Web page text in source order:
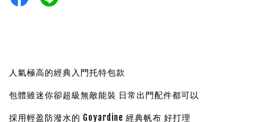
人氣極高的經典入門托特包款
包體雖迷你卻超級無敵能裝 日常出門配件都可以
採用輕盈防潑水的 Goyardine 經典帆布 好打理